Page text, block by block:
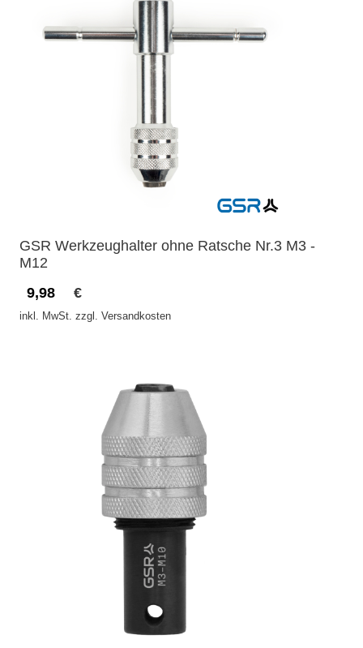
GSR Werkzeughalter ohne Ratsche Nr.3 M3 -
M12
9,98
€
inkl. MwSt. zzgl. Versandkosten